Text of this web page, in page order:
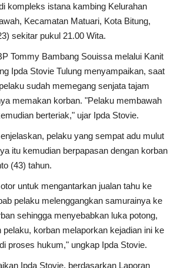
kompleks istana kambing Kelurahan
Kecamatan Matuari, Kota Bitung,
sekitar pukul 21.00 Wita.
Tommy Bambang Souissa melalui Kanit
Ipda Stovie Tulung menyampaikan, saat
sudah memegang senjata tajam
memakan korban. "Pelaku membawah
berteriak," ujar Ipda Stovie.
pelaku yang sempat adu mulut
itu kemudian berpapasan dengan korban
(43) tahun.
untuk mengantarkan jualan tahu ke
pelaku melenggangkan samurainya ke
sehingga menyebabkan luka potong,
pelaku, korban melaporkan kejadian ini ke
proses hukum," ungkap Ipda Stovie.
Ipda Stovie, berdasarkan Laporan